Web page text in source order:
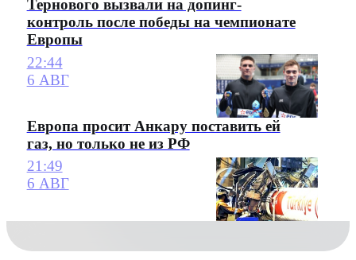
Тернового вызвали на допинг-
контроль после победы на чемпионате
Европы
22:44
6 АВГ
Европа просит Анкару поставить ей
газ, но только не из РФ
21:49
6 АВГ